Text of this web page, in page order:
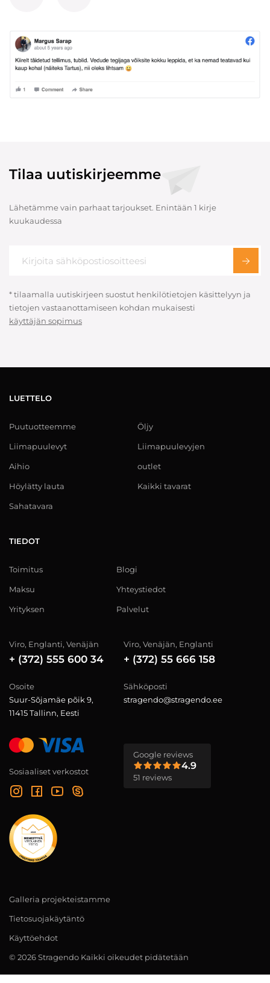
Tilaa uutiskirjeemme
Lähetämme vain parhaat tarjoukset. Enintään 1 kirje
kuukaudessa
* tilaamalla uutiskirjeen suostut henkilötietojen käsittelyyn ja
tietojen vastaanottamiseen kohdan mukaisesti
käyttäjän sopimus
LUETTELO
Puutuotteemme
Liimapuulevyt
Aihio
Höylätty lauta
Sahatavara
Öljy
Liimapuulevyjen
outlet
Kaikki tavarat
TIEDOT
Toimitus
Maksu
Yrityksen
Blogi
Yhteystiedot
Palvelut
Viro, Englanti, Venäjän
+ (372) 555 600 34
Viro, Venäjän, Englanti
+ (372) 55 666 158
Osoite
Suur-Sõjamäe põik 9,
11415 Tallinn, Eesti
Sähköposti
stragendo@stragendo.ee
Sosiaaliset verkostot
Google reviews
4.9
51 reviews
Galleria projekteistamme
Tietosuojakäytäntö
Käyttöehdot
© 2026 Stragendo Kaikki oikeudet pidätetään